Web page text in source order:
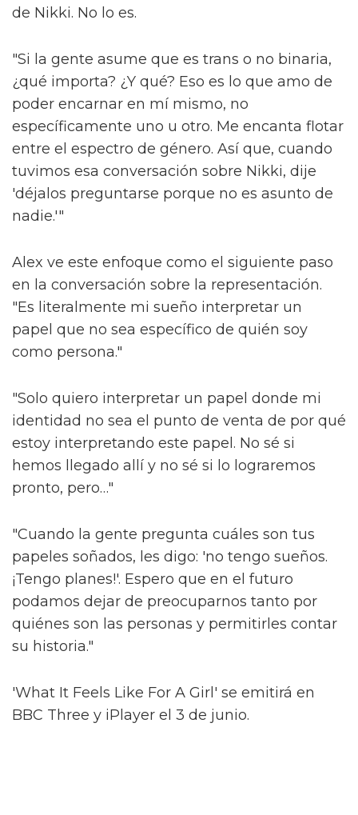
de Nikki. No lo es.
"Si la gente asume que es trans o no binaria,
¿qué importa? ¿Y qué? Eso es lo que amo de
poder encarnar en mí mismo, no
específicamente uno u otro. Me encanta flotar
entre el espectro de género. Así que, cuando
tuvimos esa conversación sobre Nikki, dije
'déjalos preguntarse porque no es asunto de
nadie.'"
Alex ve este enfoque como el siguiente paso
en la conversación sobre la representación.
"Es literalmente mi sueño interpretar un
papel que no sea específico de quién soy
como persona."
"Solo quiero interpretar un papel donde mi
identidad no sea el punto de venta de por qué
estoy interpretando este papel. No sé si
hemos llegado allí y no sé si lo lograremos
pronto, pero…"
"Cuando la gente pregunta cuáles son tus
papeles soñados, les digo: 'no tengo sueños.
¡Tengo planes!'. Espero que en el futuro
podamos dejar de preocuparnos tanto por
quiénes son las personas y permitirles contar
su historia."
'What It Feels Like For A Girl' se emitirá en
BBC Three y iPlayer el 3 de junio.